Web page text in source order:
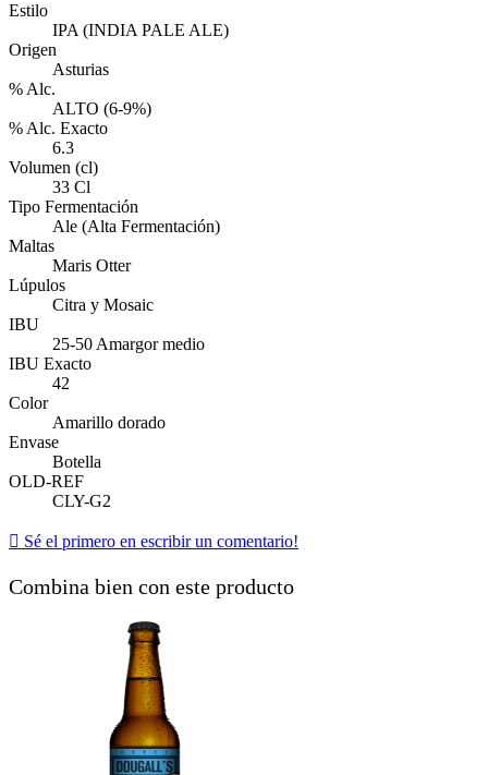
Estilo
IPA (INDIA PALE ALE)
Origen
Asturias
% Alc.
ALTO (6-9%)
% Alc. Exacto
6.3
Volumen (cl)
33 Cl
Tipo Fermentación
Ale (Alta Fermentación)
Maltas
Maris Otter
Lúpulos
Citra y Mosaic
IBU
25-50 Amargor medio
IBU Exacto
42
Color
Amarillo dorado
Envase
Botella
OLD-REF
CLY-G2
 Sé el primero en escribir un comentario!
Combina bien con este producto